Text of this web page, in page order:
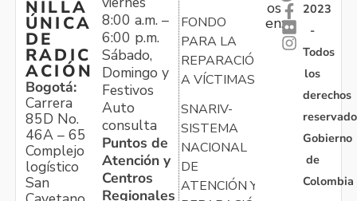
NILLA
ÚNICA
DE
RADIC
ACIÓN
Bogotá:
Carrera
85D No.
46A – 65
Complejo
logístico
San
8:00 a.m. –
6:00 p.m.
Sábado,
Domingo y
Festivos
Auto
consulta
Puntos de
Atención y
Centros
Regionales
FONDO
PARA LA
REPARACIÓN
A VÍCTIMAS
SNARIV-
SISTEMA
NACIONAL
DE
ATENCIÓN Y
os
en:
2023
-
Todos
los
derechos
Gobierno
de
Colombia